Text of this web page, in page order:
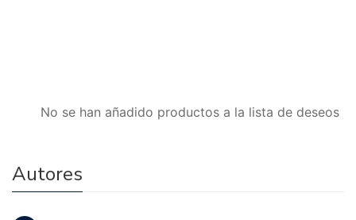
No se han añadido productos a la lista de deseos
Autores